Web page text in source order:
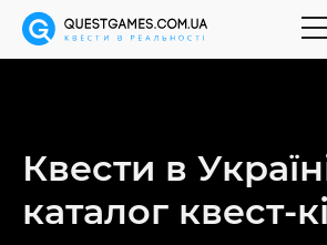
Квести в
каталог квест-